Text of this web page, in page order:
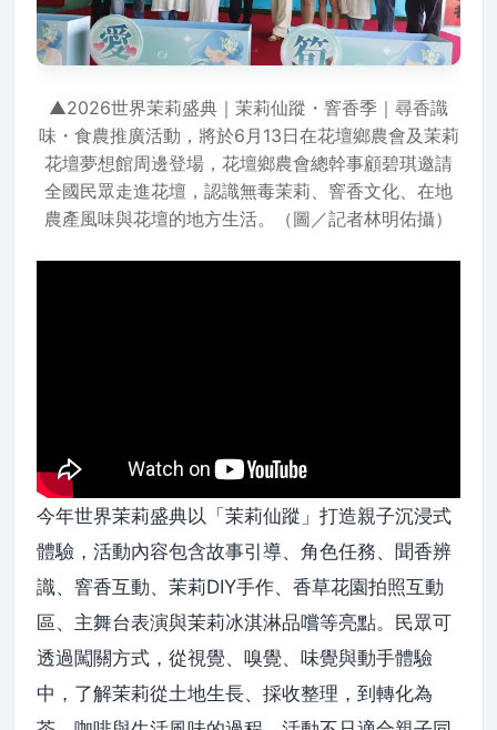
▲2026世界茉莉盛典｜茉莉仙蹤・窨香季｜尋香識
味・食農推廣活動，將於6月13日在花壇鄉農會及茉莉
花壇夢想館周邊登場，花壇鄉農會總幹事顧碧琪邀請
全國民眾走進花壇，認識無毒茉莉、窨香文化、在地
農產風味與花壇的地方生活。（圖／記者林明佑攝）
今年世界茉莉盛典以「茉莉仙蹤」打造親子沉浸式
體驗，活動內容包含故事引導、角色任務、聞香辨
識、窨香互動、茉莉DIY手作、香草花園拍照互動
區、主舞台表演與茉莉冰淇淋品嚐等亮點。民眾可
透過闖關方式，從視覺、嗅覺、味覺與動手體驗
中，了解茉莉從土地生長、採收整理，到轉化為